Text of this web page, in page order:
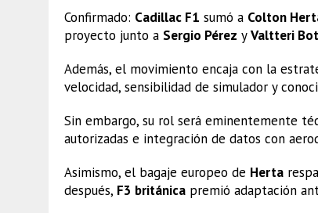
Confirmado: Cadillac F1 sumó a Colton
proyecto junto a Sergio Pérez yValtteri
Además, el movimiento encaja con la
velocidad, sensibilidad de simulador y
Sin embargo, su rol será eminentemente
autorizadas e integración de datos con
Asimismo, el bagaje europeo de Herta
después, F3 británica premió adaptación